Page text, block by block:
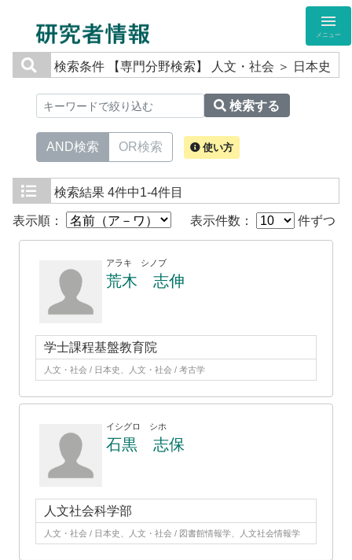
メニュー
検索条件 【専門分野検索】 人文・社会 ＞ 日本史
検索する
AND検索 OR検索 使い方
検索結果 4件中1-4件目
表示順： 表示件数： 件ずつ
アラキ シノブ
荒木 志伸
学士課程基盤教育院
人文・社会 / 日本史、人文・社会 / 考古学
イシグロ シホ
石黒 志保
人文社会科学部
人文・社会 / 日本史、人文・社会 / 図書館情報学、人文社会情報学